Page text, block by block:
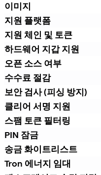
이미지
지원 플랫폼
지원 체인 및 토큰
하드웨어 지갑 지원
오픈 소스 여부
수수료 절감
보안 검사 (피싱 방지)
클리어 서명 지원
스팸 토큰 필터링
PIN 잠금
송금 화이트리스트
Tron 에너지 임대